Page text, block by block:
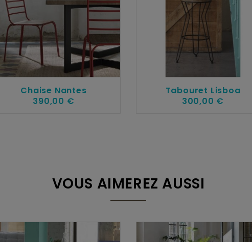
Chaise Nantes
390,00 €
Tabouret Lisboa
300,00 €
VOUS AIMEREZ AUSSI